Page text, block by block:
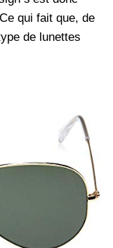
qui fait que, de
de lunettes